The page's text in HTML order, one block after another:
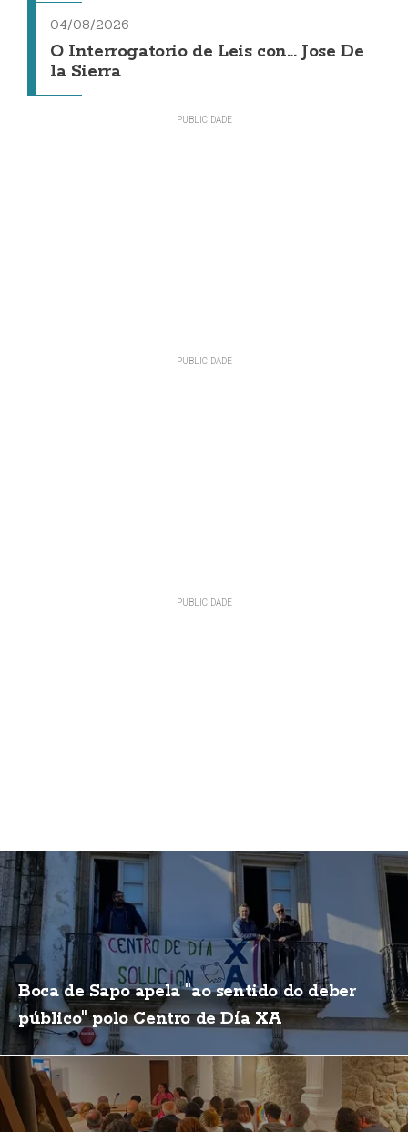
04/08/2026
O Interrogatorio de Leis con... Jose De
la Sierra
Boca de Sapo apela "ao sentido do deber
público" polo Centro de Día XA